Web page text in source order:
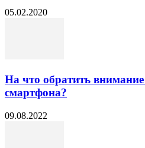
05.02.2020
На что обратить
смартфона?
09.08.2022